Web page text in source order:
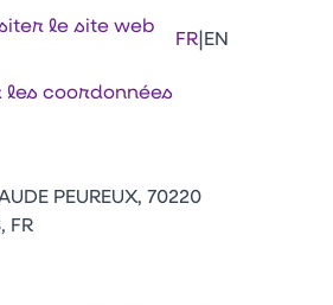
FR|EN
le site web
les coordonnées
PEUREUX, 70220
FR